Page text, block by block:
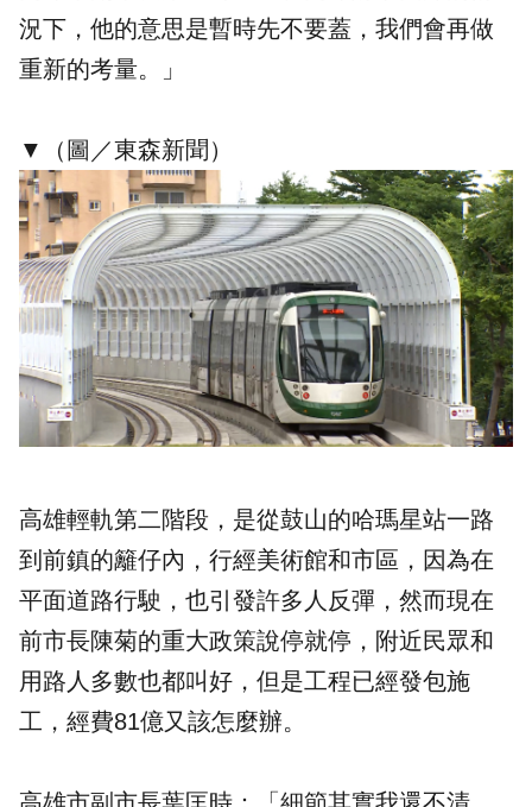
況下，他的意思是暫時先不要蓋，我們會再做
重新的考量。」
▼（圖／東森新聞）
高雄輕軌第二階段，是從鼓山的哈瑪星站一路
到前鎮的籬仔內，行經美術館和市區，因為在
平面道路行駛，也引發許多人反彈，然而現在
前市長陳菊的重大政策說停就停，附近民眾和
用路人多數也都叫好，但是工程已經發包施
工，經費81億又該怎麼辦。